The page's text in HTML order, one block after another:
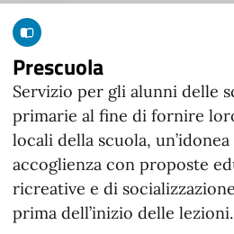
Prescuola
Servizio per gli alunni delle
primarie al fine di fornire
locali della scuola, un’idonea
accoglienza con proposte
ricreative e di
prima dell’inizio delle lezioni.